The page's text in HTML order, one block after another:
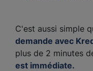
C'est aussi simple
demande avec
plus de 2 minutes
est immédiate.